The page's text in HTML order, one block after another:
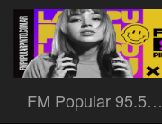
FM Popular 95.5…